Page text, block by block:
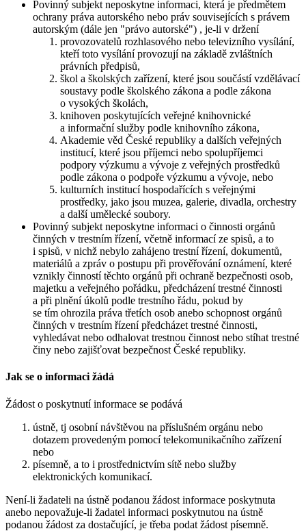
Povinný subjekt neposkytne informaci, která je předmětem
ochrany práva autorského nebo práv souvisejících s právem
autorským (dále jen "právo autorské") , je-li v držení
provozovatelů rozhlasového nebo televizního vysílání,
kteří toto vysílání provozují na základě zvláštních
právních předpisů,
škol a školských zařízení, které jsou součástí vzdělávací
soustavy podle školského zákona a podle zákona
o vysokých školách,
knihoven poskytujících veřejné knihovnické
a informační služby podle knihovního zákona,
Akademie věd České republiky a dalších veřejných
institucí, které jsou příjemci nebo spolupříjemci
podpory výzkumu a vývoje z veřejných prostředků
podle zákona o podpoře výzkumu a vývoje, nebo
kulturních institucí hospodařících s veřejnými
prostředky, jako jsou muzea, galerie, divadla, orchestry
a další umělecké soubory.
Povinný subjekt neposkytne informaci o činnosti orgánů
činných v trestním řízení, včetně informací ze spisů, a to
i spisů, v nichž nebylo zahájeno trestní řízení, dokumentů,
materiálů a zpráv o postupu při prověřování oznámení, které
vznikly činností těchto orgánů při ochraně bezpečnosti osob,
majetku a veřejného pořádku, předcházení trestné činnosti
a při plnění úkolů podle trestního řádu, pokud by
se tím ohrozila práva třetích osob anebo schopnost orgánů
činných v trestním řízení předcházet trestné činnosti,
vyhledávat nebo odhalovat trestnou činnost nebo stíhat trestné
činy nebo zajišťovat bezpečnost České republiky.
Jak se o informaci žádá
Žádost o poskytnutí informace se podává
ústně, tj osobní návštěvou na příslušném orgánu nebo
dotazem provedeným pomocí telekomunikačního zařízení
nebo
písemně, a to i prostřednictvím sítě nebo služby
elektronických komunikací.
Není-li žadateli na ústně podanou žádost informace poskytnuta
anebo nepovažuje-li žadatel informaci poskytnutou na ústně
podanou žádost za dostačující, je třeba podat žádost písemně.